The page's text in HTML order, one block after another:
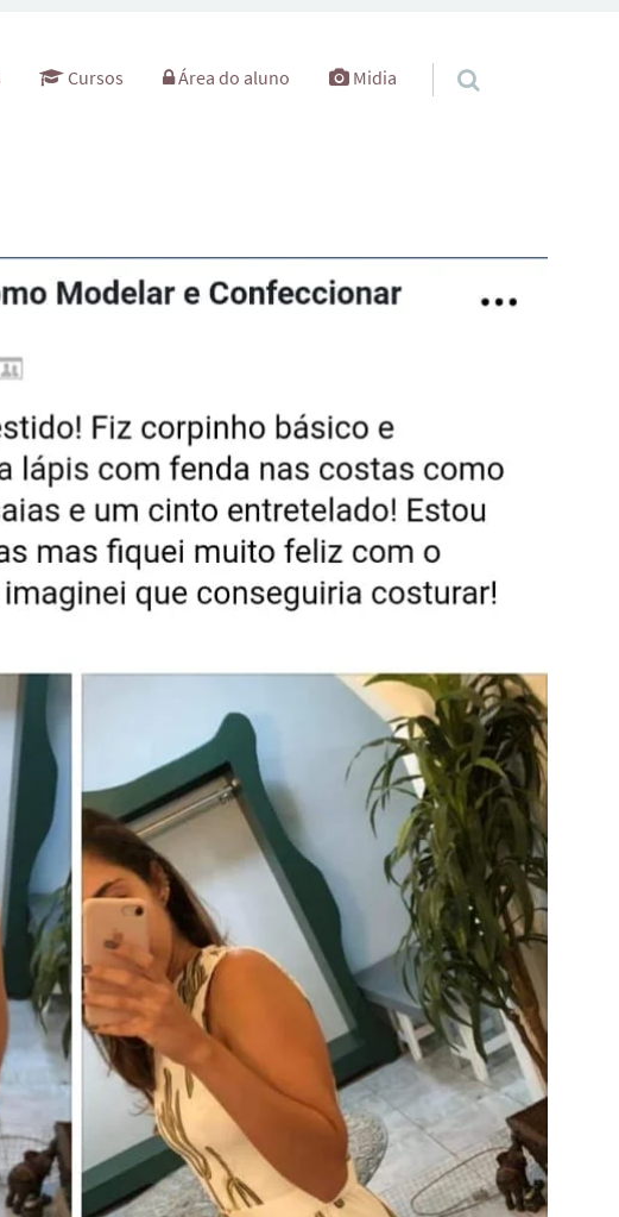
Cursos Área do aluno Midia